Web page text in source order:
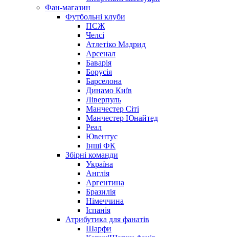
Фан-магазин
Футбольні клуби
ПСЖ
Челсі
Атлетіко Мадрид
Арсенал
Баварія
Борусія
Барселона
Динамо Київ
Ліверпуль
Манчестер Сіті
Манчестер Юнайтед
Реал
Ювентус
Інші ФК
Збірні команди
Україна
Англія
Аргентина
Бразилія
Німеччина
Іспанія
Атрибутика для фанатів
Шарфи